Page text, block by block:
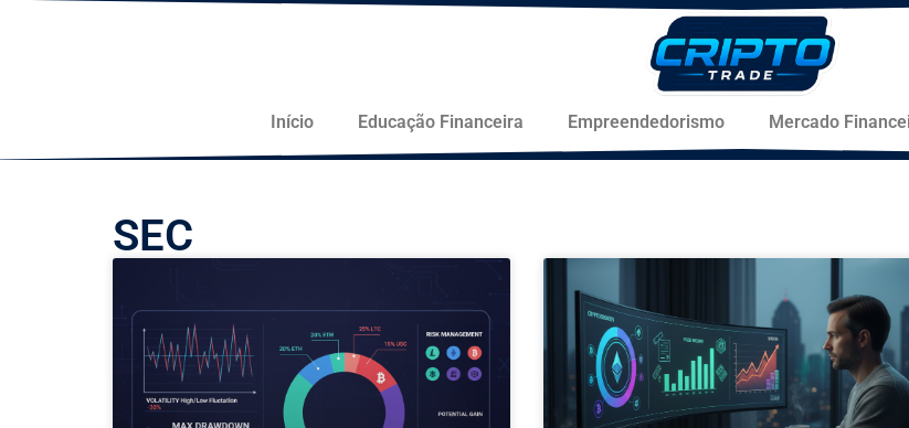
Início Educação Financeira Empreendedorismo Mercado
SEC